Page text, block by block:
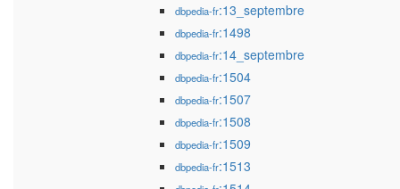
dbpedia-fr:13_septembre
dbpedia-fr:1498
dbpedia-fr:14_septembre
dbpedia-fr:1504
dbpedia-fr:1507
dbpedia-fr:1508
dbpedia-fr:1509
dbpedia-fr:1513